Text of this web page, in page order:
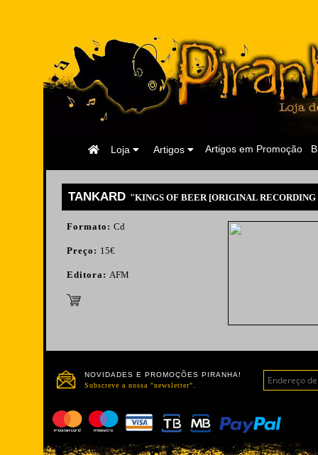
Artigos em Promoção
Artigos
Loja
Página
TANKARD "KINGS OF BEER [ORIGINAL
Formato: Cd
Preço: 15€
Editora: AFM
NOVIDADES E PROMOÇÕES PIRANHA!
Subscreve a nossa "newsletter".